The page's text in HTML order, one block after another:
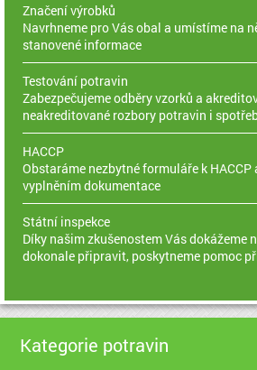
Značení výrobků
Navrhneme pro Vás obal a umístíme na
stanovené informace
Testování potravin
Zabezpečujeme odběry vzorků a
neakreditované rozbory potravin i
HACCP
Obstaráme nezbytné formuláře k HACCP
vyplněním dokumentace
Státní inspekce
Díky našim zkušenostem Vás dokážeme
dokonale připravit, poskytneme pomoc
Kategorie potravin